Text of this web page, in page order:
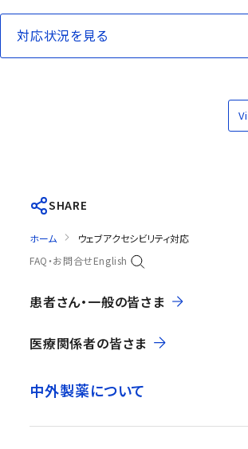
対応状況を見る
SHARE
ホーム
ウェブアクセシビリティ対応
FAQ・お問合せEnglish
患者さん・一般の皆さま
医療関係者の皆さま
中外製薬について